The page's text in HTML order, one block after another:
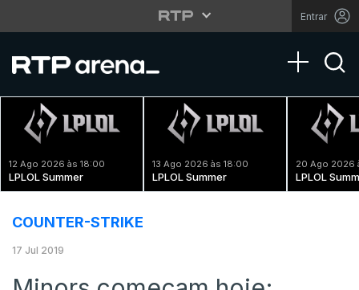
Entrar
Toggle
12 Ago 2026 às 18:00
LPLOL Summer
13 Ago 2026 às 18:00
LPLOL Summer
20 Ago 2026
LPLOL
COUNTER-STRIKE
17 Jul 2019